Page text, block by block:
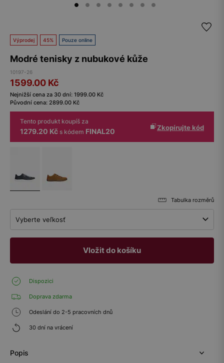
Výprodej 45% Pouze online
Modré tenisky z nubukové kůže
10197-26
1599.00 Kč
Nejnižší cena za 30 dní: 1999.00 Kč
Původní cena: 2899.00 Kč
Tento produkt koupíš za
1279.20 Kč s kódem FINAL20 Zkopírujte kód
Tabulka rozměrů
Vyberte veľkosť
Vložit do košíku
Dispozici
Doprava zdarma
Odeslání do 2-5 pracovních dnů
30 dní na vrácení
Popis